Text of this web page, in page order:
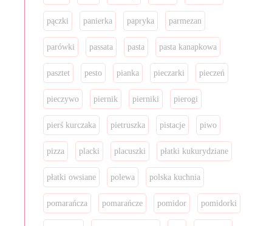
pączki panierka papryka parmezan
parówki passata pasta pasta kanapkowa
pasztet pesto pianka pieczarki pieczeń
pieczywo piernik pierniki pierogi
pierś kurczaka pietruszka pistacje piwo
pizza placki placuszki płatki kukurydziane
płatki owsiane polewa polska kuchnia
pomarańcza pomarańcze pomidor pomidorki